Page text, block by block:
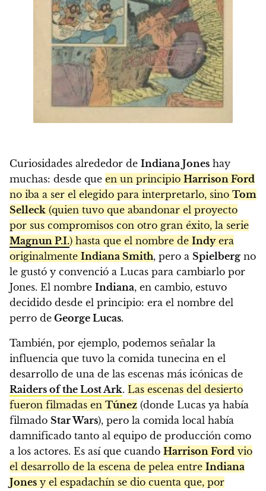
Curiosidades alrededor de Indiana Jones hay
muchas: desde que en un principio Harrison Ford
no iba a ser el elegido para interpretarlo, sino Tom
Selleck (quien tuvo que abandonar el proyecto
por sus compromisos con otro gran éxito, la serie
Magnun P.I.) hasta que el nombre de Indyera
originalmente Indiana Smith, pero a Spielberg no
le gustó y convenció a Lucas para cambiarlo por
Jones. El nombre Indiana, en cambio, estuvo
decidido desde el principio: era el nombre del
perro de George Lucas.
También, por ejemplo, podemos señalar la
influencia que tuvo la comida tunecina en el
desarrollo de una de las escenas más icónicas de
Raiders of the Lost Ark. Las escenas del desierto
fueron filmadas en Túnez (donde Lucas ya había
filmado Star Wars), pero la comida local había
damnificado tanto al equipo de producción como
a los actores. Es así que cuando Harrison Ford vio
el desarrollo de la escena de pelea entre Indiana
Jones y el espadachín se dio cuenta que, por